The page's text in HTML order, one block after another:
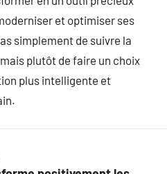
et optimiser ses
simplement de suivre la
plutôt de faire un choix
plus intelligente et